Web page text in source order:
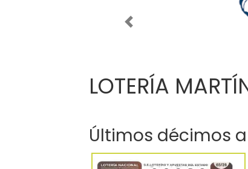
Imagen anterior
LOTERÍA
Últimos décimos